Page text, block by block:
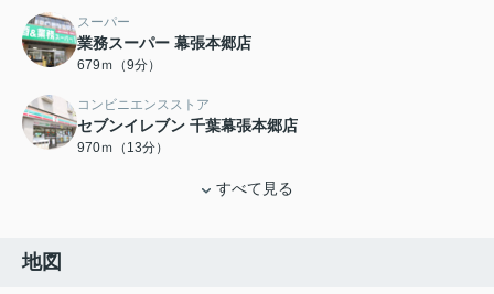
スーパー
業務スーパー 幕張本郷店
679ｍ（9分）
コンビニエンスストア
セブンイレブン 千葉幕張本郷店
970ｍ（13分）
すべて見る
地図